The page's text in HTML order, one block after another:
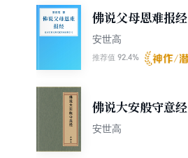
佛说父母恩难报经
安世高
推荐值 92.4%
佛说大安般守意经
安世高